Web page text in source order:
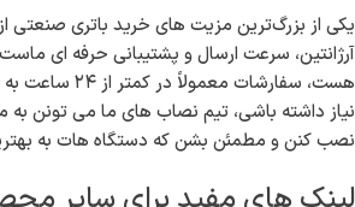
آرکا 48
ولت 75
آمپر
48V
75Ah
ارسال سریع و خدمات پس از